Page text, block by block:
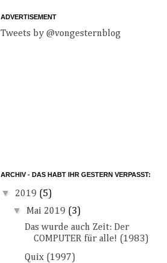
ADVERTISEMENT
Tweets by @vongesternblog
ARCHIV - DAS HABT IHR GESTERN VERPASST:
▼ 2019 (5)
▼ Mai 2019 (3)
Das wurde auch Zeit: Der
COMPUTER für alle! (1983)
Quix (1997)